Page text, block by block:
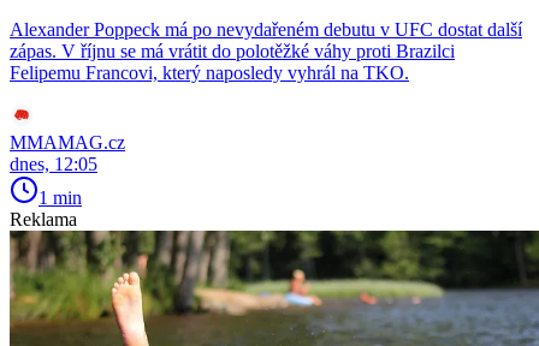
Alexander Poppeck má po nevydařeném debutu v UFC dostat další
zápas. V říjnu se má vrátit do polotěžké váhy proti Brazilci
Felipemu Francovi, který naposledy vyhrál na TKO.
MMAMAG.cz
dnes, 12:05
1 min
Reklama